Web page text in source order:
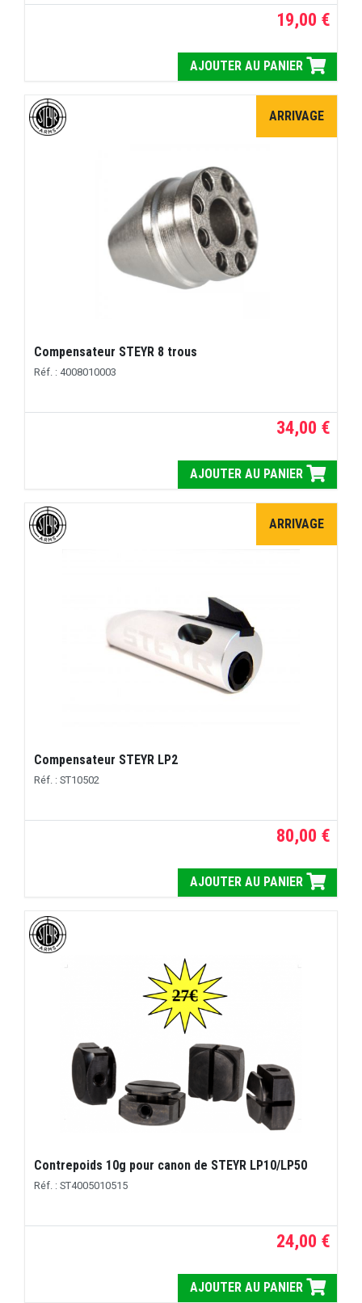
19,00 €
AJOUTER AU PANIER
ARRIVAGE
Compensateur STEYR 8 trous
Réf. : 4008010003
34,00 €
AJOUTER AU PANIER
ARRIVAGE
Compensateur STEYR LP2
Réf. : ST10502
80,00 €
AJOUTER AU PANIER
Contrepoids 10g pour canon de STEYR LP10/LP50
Réf. : ST4005010515
24,00 €
AJOUTER AU PANIER